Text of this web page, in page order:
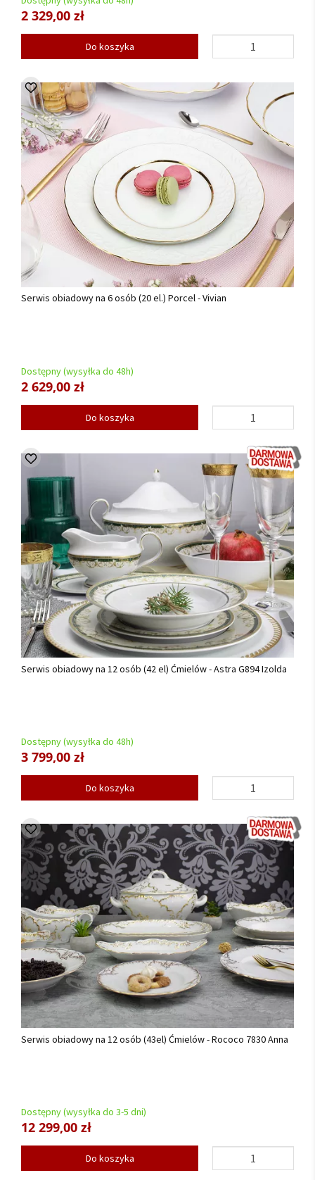
2 329,00 zł
Do koszyka
Serwis obiadowy na 6 osób (20 el.) Porcel - Vivian
Dostępny (wysyłka do 48h)
2 629,00 zł
Do koszyka
Serwis obiadowy na 12 osób (42 el) Ćmielów - Astra G894 Izolda
Dostępny (wysyłka do 48h)
3 799,00 zł
Do koszyka
Serwis obiadowy na 12 osób (43el) Ćmielów - Rococo 7830 Anna
Dostępny (wysyłka do 3-5 dni)
12 299,00 zł
Do koszyka